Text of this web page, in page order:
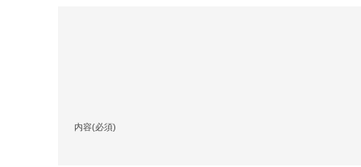
内容(必須)